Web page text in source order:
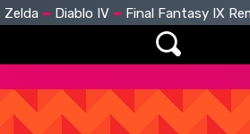
Zelda Diablo IV Final Fantasy IX